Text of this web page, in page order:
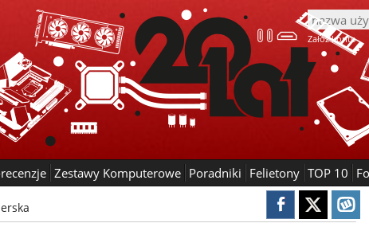
Załóż konto
Zestawy Komputerowe Poradniki Felietony TOP 10